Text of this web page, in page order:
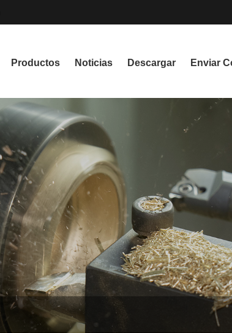
Productos Noticias Descargar Enviar